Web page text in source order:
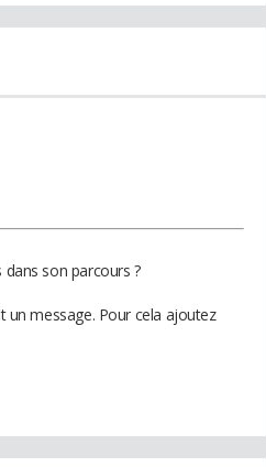
son parcours ?
un message. Pour cela ajoutez